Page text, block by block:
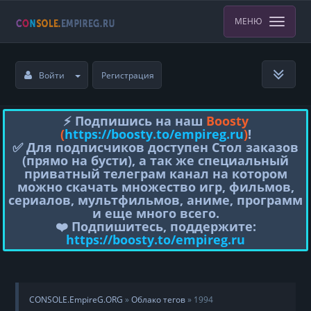
МЕНЮ
Войти Регистрация
⚡️ Подпишись на наш Boosty
(https://boosty.to/empireg.ru)!
✅ Для подписчиков доступен Стол заказов
(прямо на бусти), а так же специальный
приватный телеграм канал на котором
можно скачать множество игр, фильмов,
сериалов, мультфильмов, аниме, программ
и еще много всего.
❤️ Подпишитесь, поддержите:
https://boosty.to/empireg.ru
CONSOLE.EmpireG.ORG »Облако тегов» 1994